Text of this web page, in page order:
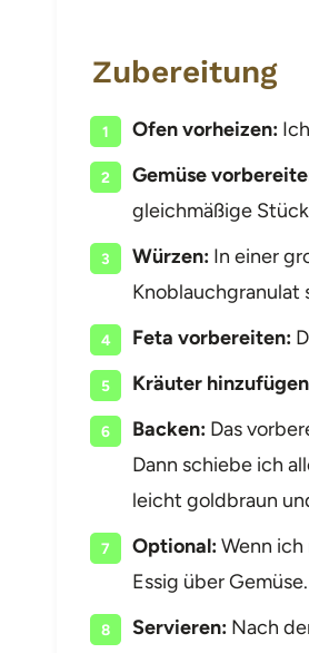
Zubereitung
Ofen vorheizen:
Gemüse
gleichmäßige
Würzen: In einer
Knoblauchgranulat
Feta vorbereiten:
Kräuter
Backen: Das
Dann schiebe ich
leicht goldbraun
Optional:Wenn
Essig über Gemüse.
Servieren: Nach